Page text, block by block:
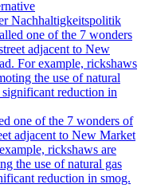
Nachhaltigkeitspolitik
one of the 7 wonders of
adjacent to New Market
rickshaws are
the use of natural gas
reduction in smog.